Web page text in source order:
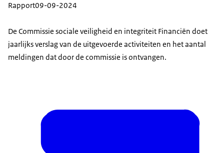
Rapport09-09-2024
De Commissie sociale veiligheid en integriteit Financiën doet
jaarlijks verslag van de uitgevoerde activiteiten en het aantal
meldingen dat door de commissie is ontvangen.